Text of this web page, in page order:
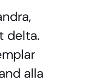
delta.
alla